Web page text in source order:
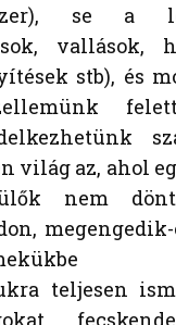
se a
vallások,
stb), és
világ az, ahol
nem
teljesen